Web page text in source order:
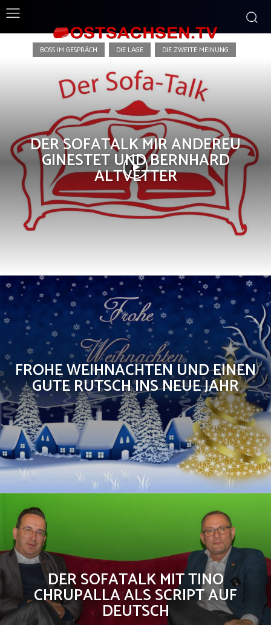
Der Sofatalk
BOSS IM GESPRÄCH DIE LAGE DIE ZWEITE MEINUNG
DER SOFATALK MIR ANDEREU
GINESTET UND BERNHARD
ALTVETTER
FROHE WEIHNACHTEN UND EINEN
GUTE RUTSCH INS NEUE JAHR
DER SOFATALK MIT TINO
CHRUPALLA ALS SCRIPT AUF
DEUTSCH